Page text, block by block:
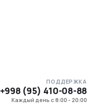
ПОДДЕРЖКА
+998 (95) 410-08-88
Каждый день с 8:00 - 20:00